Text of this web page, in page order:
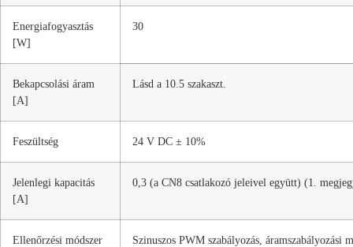
Energiafogyasztás
[W]
30
Bekapcsolási áram
[A]
Lásd a 10.5 szakaszt.
Feszültség 24 V DC ± 10%
Jelenlegi kapacitás
[A]
0,3 (a CN8 csatlakozó jeleivel együtt) (1.
Ellenőrzési módszer Szinuszos PWM szabályozás, áramszabályozási